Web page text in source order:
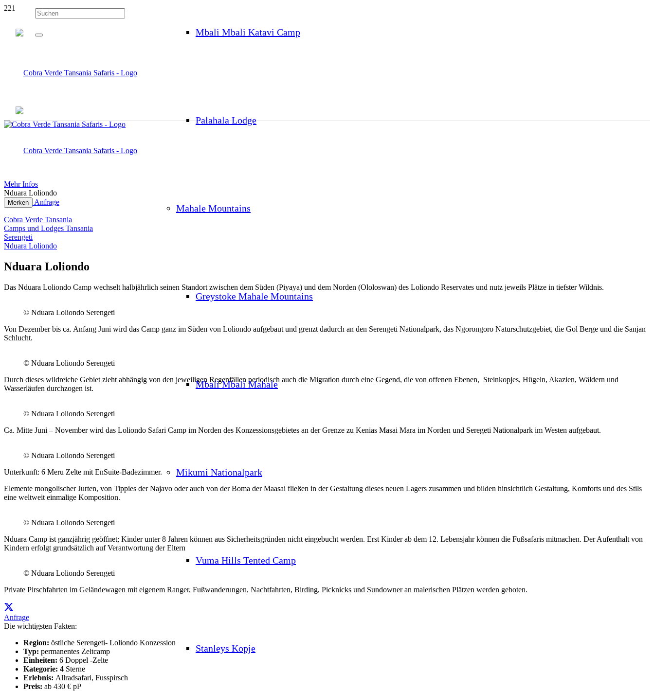
Mbali Mbali Katavi Camp
Palahala Lodge
Mahale Mountains
Greystoke Mahale Mountains
Mbali Mbali Mahale
Mikumi Nationalpark
Vuma Hills Tented Camp
Stanleys Kopje
Mehr Infos
Nduara Loliondo
Merken Anfrage
Cobra Verde Tansania
Camps und Lodges Tansania
Serengeti
Nduara Loliondo
Nduara Loliondo
Das Nduara Loliondo Camp wechselt halbjährlich seinen Standort zwischen dem Süden (Piyaya) und dem Norden (Ololoswan) des Loliondo Reservates und nutz jeweils Plätze in tiefster Wildnis.
© Nduara Loliondo Serengeti
Von Dezember bis ca. Anfang Juni wird das Camp ganz im Süden von Loliondo aufgebaut und grenzt dadurch an den Serengeti Nationalpark, das Ngorongoro Naturschutzgebiet, die Gol Berge und die Sanjan
Schlucht.
© Nduara Loliondo Serengeti
Durch dieses wildreiche Gebiet zieht abhängig von den jeweiligen Regenfällen periodisch auch die Migration durch eine Gegend, die von offenen Ebenen, Steinkopjes, Hügeln, Akazien, Wäldern und
Wasserläufen durchzogen ist.
© Nduara Loliondo Serengeti
Ca. Mitte Juni – November wird das Loliondo Safari Camp im Norden des Konzessionsgebietes an der Grenze zu Kenias Masai Mara im Norden und Seregeti Nationalpark im Westen aufgebaut.
© Nduara Loliondo Serengeti
Unterkunft: 6 Meru Zelte mit EnSuite-Badezimmer.
Elemente mongolischer Jurten, von Tippies der Najavo oder auch von der Boma der Maasai fließen in der Gestaltung dieses neuen Lagers zusammen und bilden hinsichtlich Gestaltung, Komforts und des Stils
eine weltweit einmalige Komposition.
© Nduara Loliondo Serengeti
Nduara Camp ist ganzjährig geöffnet; Kinder unter 8 Jahren können aus Sicherheitsgründen nicht eingebucht werden. Erst Kinder ab dem 12. Lebensjahr können die Fußsafaris mitmachen. Der Aufenthalt von
Kindern erfolgt grundsätzlich auf Verantwortung der Eltern
© Nduara Loliondo Serengeti
Private Pirschfahrten im Geländewagen mit eigenem Ranger, Fußwanderungen, Nachtfahrten, Birding, Picknicks und Sundowner an malerischen Plätzen werden geboten.
Anfrage
Die wichtigsten Fakten:
Region: östliche Serengeti- Loliondo Konzession
Typ: permanentes Zeltcamp
Einheiten: 6 Doppel -Zelte
Kategorie: 4 Sterne
Erlebnis: Allradsafari, Fusspirsch
Preis: ab 430 € pP